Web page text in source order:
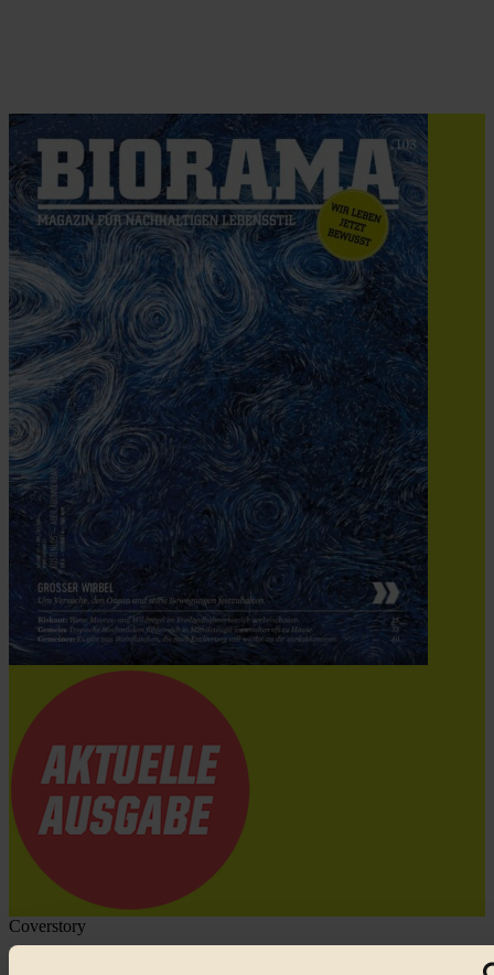
Coverstory